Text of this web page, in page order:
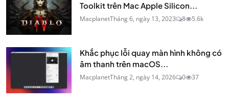
Toolkit trên Mac Apple Silicon...
MacplanetTháng 6, ngày 13, 2023 8 5.6k
Khắc phục lỗi quay màn hình không có
âm thanh trên macOS...
MacplanetTháng 2, ngày 14, 2026 0 37